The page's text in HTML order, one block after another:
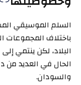
السلم الموسيقي
باختلاف المجموعات
البلاد، لكن ينتمي
الحال في العديد من
والسودان.